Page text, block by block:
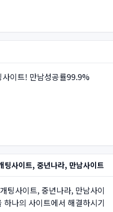
이트! 만남성공률99.9%
팅사이트, 중년나라, 만남사이트
팅사이트, 중년나라, 만남사이
하나의 사이트에서 해결하시기